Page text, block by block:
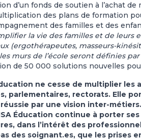
d’un fonds de soutien à l’achat
des plans de formation
des familles et des
la vie des familles et de leurs
(ergothérapeutes, masseurs-
murs de l’école seront définies
de 50 000 solutions nouvelles
ne cesse de multiplier
parlementaires, rectorats. Elle
par une vision inter-
Éducation continue à porter
dans l’intérêt des
des soignant.es, que les prises